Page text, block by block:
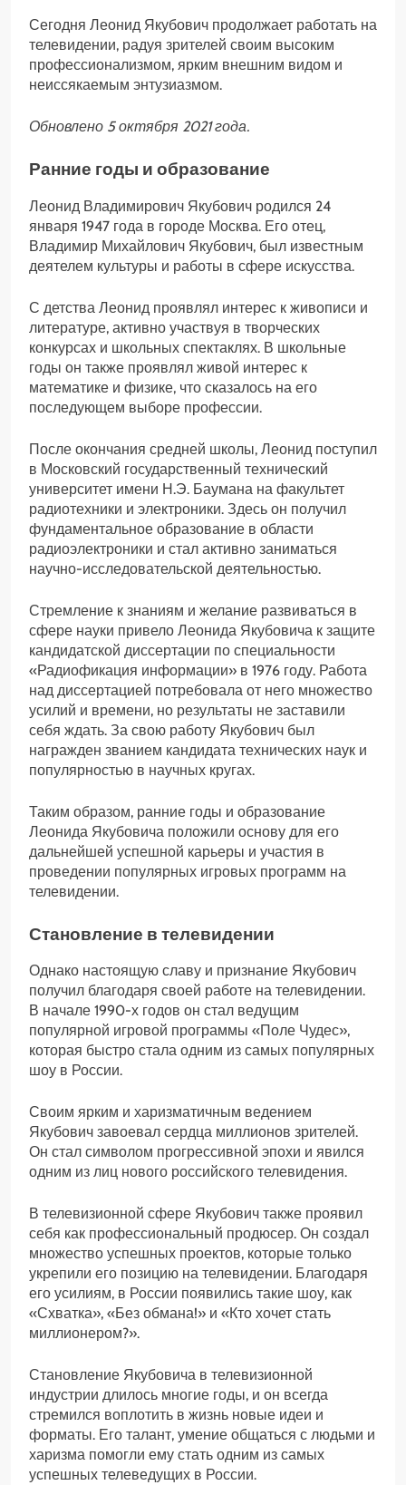
Сегодня Леонид Якубович продолжает работать на
телевидении, радуя зрителей своим высоким
профессионализмом, ярким внешним видом и
неиссякаемым энтузиазмом.
Обновлено 5 октября 2021 года.
Ранние годы и образование
Леонид Владимирович Якубович родился 24
января 1947 года в городе Москва. Его отец,
Владимир Михайлович Якубович, был известным
деятелем культуры и работы в сфере искусства.
С детства Леонид проявлял интерес к живописи и
литературе, активно участвуя в творческих
конкурсах и школьных спектаклях. В школьные
годы он также проявлял живой интерес к
математике и физике, что сказалось на его
последующем выборе профессии.
После окончания средней школы, Леонид поступил
в Московский государственный технический
университет имени Н.Э. Баумана на факультет
радиотехники и электроники. Здесь он получил
фундаментальное образование в области
радиоэлектроники и стал активно заниматься
научно-исследовательской деятельностью.
Стремление к знаниям и желание развиваться в
сфере науки привело Леонида Якубовича к защите
кандидатской диссертации по специальности
«Радиофикация информации» в 1976 году. Работа
над диссертацией потребовала от него множество
усилий и времени, но результаты не заставили
себя ждать. За свою работу Якубович был
награжден званием кандидата технических наук и
популярностью в научных кругах.
Таким образом, ранние годы и образование
Леонида Якубовича положили основу для его
дальнейшей успешной карьеры и участия в
проведении популярных игровых программ на
телевидении.
Становление в телевидении
Однако настоящую славу и признание Якубович
получил благодаря своей работе на телевидении.
В начале 1990-х годов он стал ведущим
популярной игровой программы «Поле Чудес»,
которая быстро стала одним из самых популярных
шоу в России.
Своим ярким и харизматичным ведением
Якубович завоевал сердца миллионов зрителей.
Он стал символом прогрессивной эпохи и явился
одним из лиц нового российского телевидения.
В телевизионной сфере Якубович также проявил
себя как профессиональный продюсер. Он создал
множество успешных проектов, которые только
укрепили его позицию на телевидении. Благодаря
его усилиям, в России появились такие шоу, как
«Схватка», «Без обмана!» и «Кто хочет стать
миллионером?».
Становление Якубовича в телевизионной
индустрии длилось многие годы, и он всегда
стремился воплотить в жизнь новые идеи и
форматы. Его талант, умение общаться с людьми и
харизма помогли ему стать одним из самых
успешных телеведущих в России.